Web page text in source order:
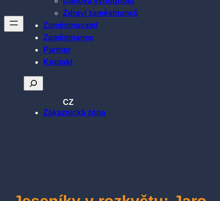
Zdraví zaměstnanců
Zaměstnavatel
Zaměstnanec
Partner
Kontakt
Hledat
CZ
Zákaznická zóna